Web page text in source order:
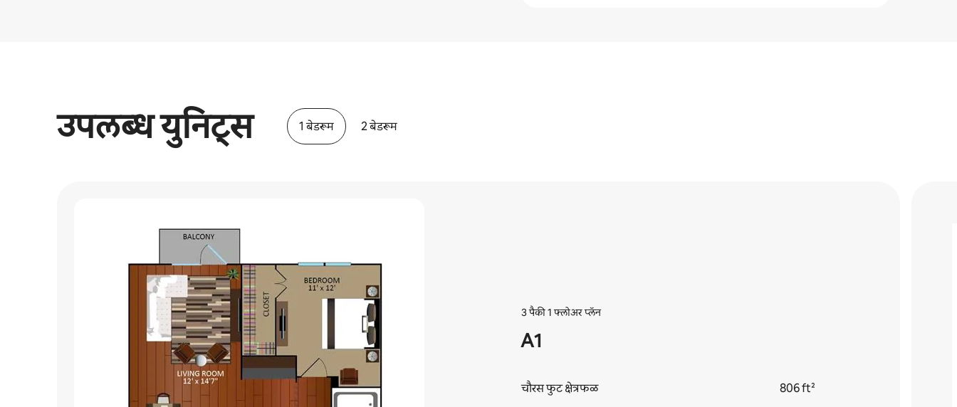
उपलब्ध युनिट्स 1 बेडरूम 2 बेडरूम
3 पैकी 1 फ्लोअर प्लॅन
A1
चौरस फुट क्षेत्रफळ 806 ft²